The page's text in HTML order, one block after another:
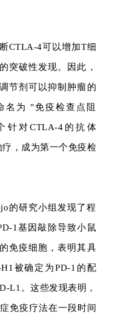
CTLA-4可以增加T细
突破性发现。因此，
节剂可以抑制肿瘤的
名为 "免疫检查点阻
针对CTLA-4的抗体
，成为第一个免疫检
的研究小组发现了程
1基因敲除导致小鼠
免疫细胞，表明其具
被确定为PD-1的配
L1。这些发现表明，
免疫疗法在一段时间